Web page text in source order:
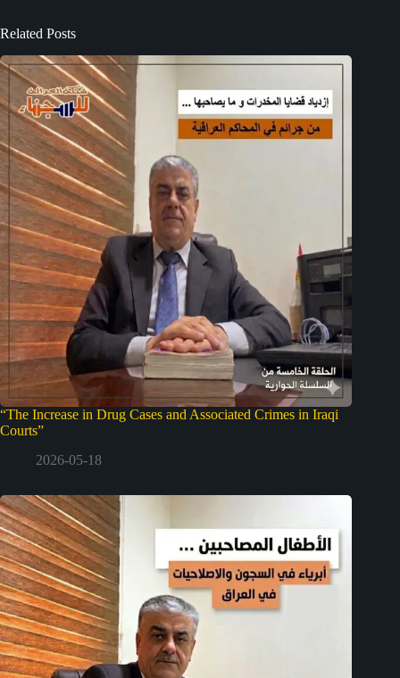
Related Posts
“The Increase in Drug Cases and Associated Crimes in Iraqi
Courts”
2026-05-18